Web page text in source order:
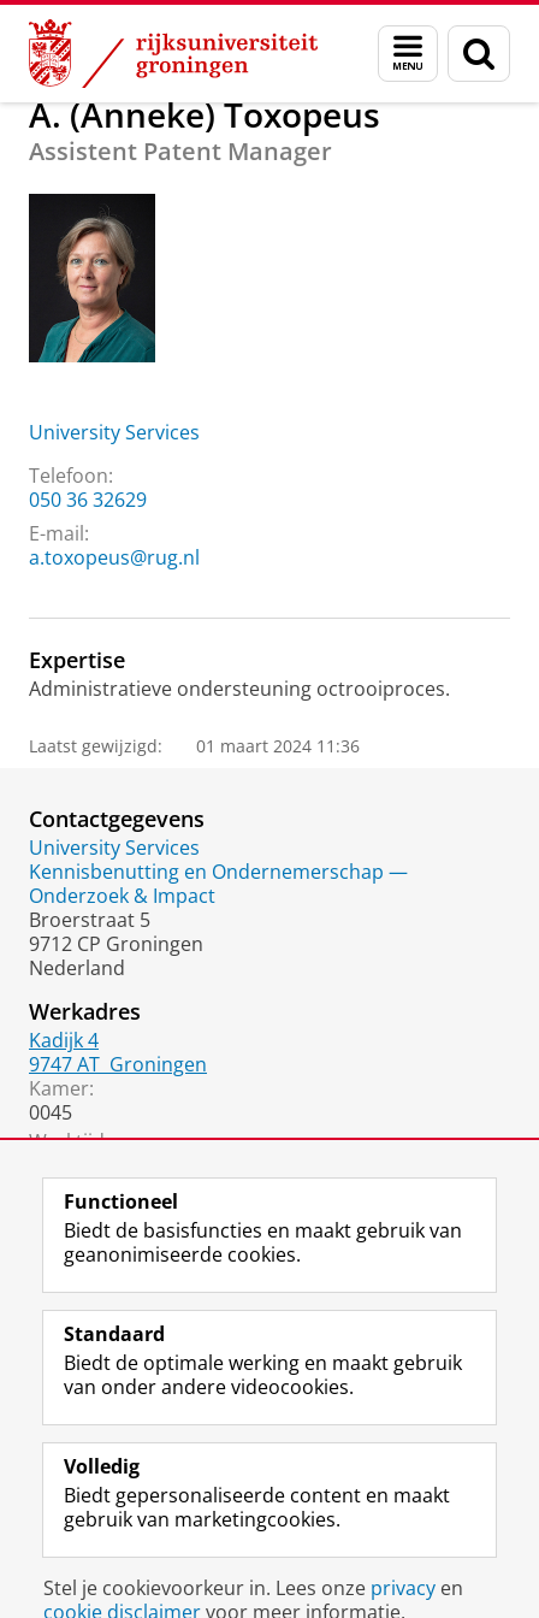
Skip
Content
Skip
Navigation
Menu
en
zoeken
Over ons A. (Anneke) Toxopeus
A. (Anneke) Toxopeus
Assistent Patent Manager
University Services
Telefoon:
050 36 32629
E-mail:
a.toxopeus@rug.nl
Expertise
Administratieve ondersteuning octrooiproces.
Laatst gewijzigd: 01 maart 2024 11:36
Contactgegevens
University Services
Kennisbenutting en Ondernemerschap —
Onderzoek & Impact
Broerstraat 5
9712 CP Groningen
Nederland
Werkadres
Kadijk 4
9747 AT Groningen
Kamer:
0045
Werktijden:
Volg de RUG
F
a
e
b
o
p
a
i
n
a
L
i
k
e
I
-
p
g
i
n
R
S
-
f
e
R
k
s
u
I
n
t
r
m
c
c
o
Y
o
T
e
k
a
a
Studiekiezers
Alumni
Over ons
Disclaimer & Copyright
Inloggen
Functioneel
Biedt de basisfuncties en maakt gebruik van
geanonimiseerde cookies.
Standaard
Biedt de optimale werking en maakt gebruik
van onder andere videocookies.
Volledig
Biedt gepersonaliseerde content en maakt
gebruik van marketingcookies.
Stel je cookievoorkeur in. Lees onze privacy en
cookie disclaimervoor meer informatie.